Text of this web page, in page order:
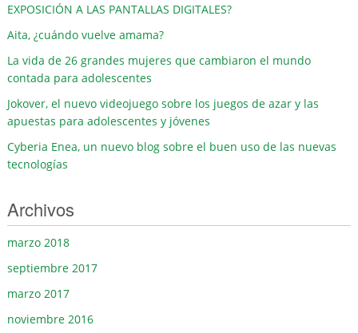
EXPOSICIÓN A LAS PANTALLAS DIGITALES?
Aita, ¿cuándo vuelve amama?
La vida de 26 grandes mujeres que cambiaron el mundo
contada para adolescentes
Jokover, el nuevo videojuego sobre los juegos de azar y las
apuestas para adolescentes y jóvenes
Cyberia Enea, un nuevo blog sobre el buen uso de las nuevas
tecnologías
Archivos
marzo 2018
septiembre 2017
marzo 2017
noviembre 2016